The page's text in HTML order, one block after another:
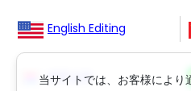
当サイトでは、お客様により
English Editing
영문교정